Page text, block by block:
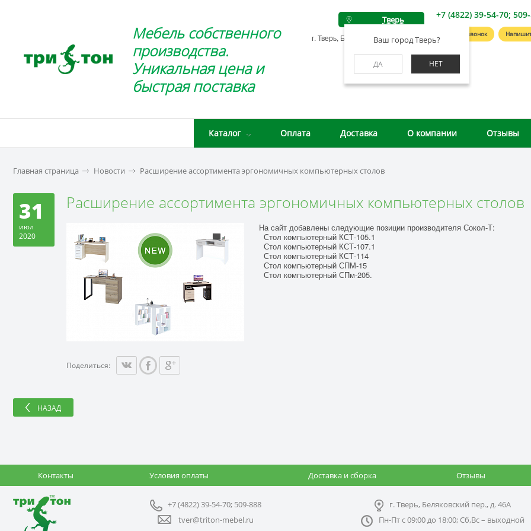
Мебель собственного
производства.
Уникальная цена и
быстрая поставка
Тверь
Ваш город Тверь?
ДА НЕТ
г. Тверь, Беляковский пер., д. 46А
+7 (4822) 39-54-70;
Заказать звонок
Каталог Оплата Доставка О компании Отзывы
Главная страница Новости Расширение ассортимента эргономичных компьютерных столов
31
июл
2020
Расширение ассортимента эргономичных компьютерных столов
На сайт добавлены следующие позиции производителя Сокол-Т:
Стол компьютерный КСТ-105.1
Стол компьютерный КСТ-107.1
Стол компьютерный КСТ-114
Стол компьютерный СПМ-15
Стол компьютерный СПм-205.
Поделиться:
НАЗАД
Контакты Условия оплаты Доставка и сборка Отзывы
+7 (4822) 39-54-70; 509-888
г. Тверь, Беляковский пер., д. 46А
tver@triton-mebel.ru
Пн-Пт с 09:00 до 18:00; Сб,Вс – выходной